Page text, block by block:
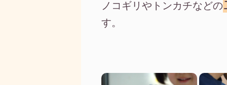
ノコギリやトンカチなどの
す。